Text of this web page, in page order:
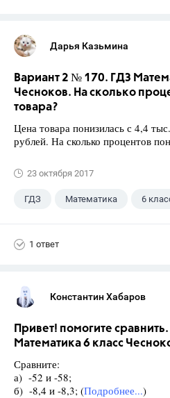
Дарья Казьмина
Вариант 2 № 170. ГДЗ
Чесноков. На сколько
товара?
Цена товара понизилась с 4,4
рублей. На сколько процентов
23 октября 2017
ГДЗ Математика 6
1 ответ
Константин Хабаров
Привет! помогите
Математика 6 класс
Сравните:
а) -52 и -58;
б) -8,4 и -8,3; (Подробнее...)